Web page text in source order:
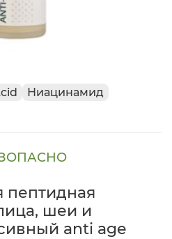
Ниацинамид
пептидная
шеи и
anti age